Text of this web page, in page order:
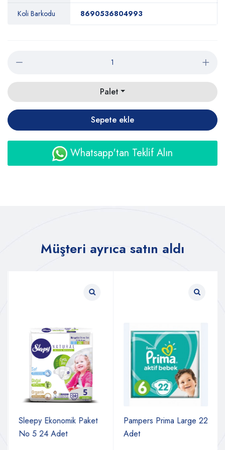
Koli Barkodu 8690536804993
Palet
Sepete ekle
Whatsapp'tan Teklif Alın
Müşteri ayrıca satın aldı
Sleepy Ekonomik Paket
No 5 24 Adet
Pampers Prima Large 22
Adet